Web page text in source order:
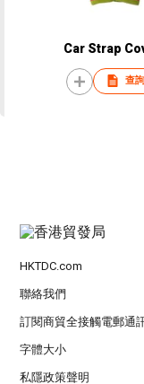
Car Strap
查詢
HKTDC.com
聯絡我們
訂閱商貿全接觸電郵通
字體大小
私隱政策聲明